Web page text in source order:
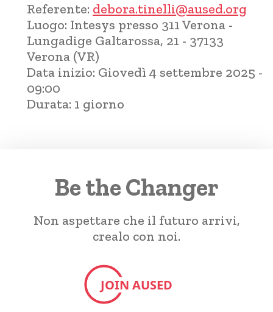
Referente: debora.tinelli@aused.org
Luogo: Intesys presso 311 Verona -
Lungadige Galtarossa, 21 - 37133
Verona (VR)
Data inizio: Giovedì 4 settembre 2025 -
09:00
Durata: 1 giorno
Be the Changer
Non aspettare che il futuro arrivi,
crealo con noi.
JOIN AUSED